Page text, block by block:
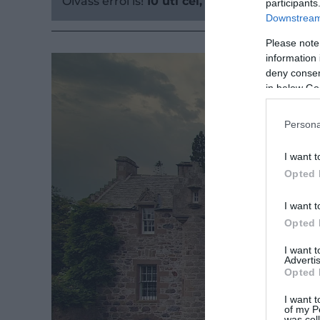
Please
information
deny
in below
I want
Opted
I want
Opted
I want
Opted
I want
of my